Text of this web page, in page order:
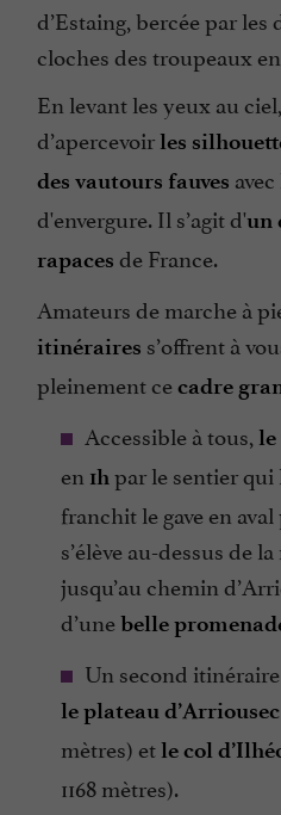
d’Estaing, bercée par
cloches des troupeaux
En levant les yeux au
d’apercevoirles
des vautours fauves
d'envergure. Il s’agit d'un
rapaces de France.
Amateurs de marche à
itinéraires s’offrent à
pleinement cecadre
Accessible à tous, le
en 1h par le sentier qui
franchit le gave en
s’élève au-dessus de
jusqu’au chemin
d’unebelle
Un second
le plateau d’Arriousec
mètres) etle col
1168 mètres).